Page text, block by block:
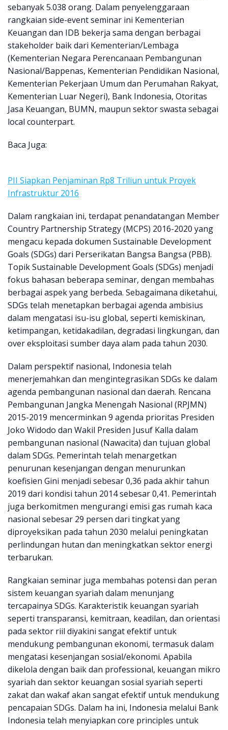
sebanyak 5.038 orang. Dalam penyelenggaraan
rangkaian side-event seminar ini Kementerian
Keuangan dan IDB bekerja sama dengan berbagai
stakeholder baik dari Kementerian/Lembaga
(Kementerian Negara Perencanaan Pembangunan
Nasional/Bappenas, Kementerian Pendidikan Nasional,
Kementerian Pekerjaan Umum dan Perumahan Rakyat,
Kementerian Luar Negeri), Bank Indonesia, Otoritas
Jasa Keuangan, BUMN, maupun sektor swasta sebagai
local counterpart.
Baca Juga:
PII Siapkan Penjaminan Rp8 Triliun untuk Proyek
Infrastruktur 2016
Dalam rangkaian ini, terdapat penandatangan Member
Country Partnership Strategy (MCPS) 2016-2020 yang
mengacu kepada dokumen Sustainable Development
Goals (SDGs) dari Perserikatan Bangsa Bangsa (PBB).
Topik Sustainable Development Goals (SDGs) menjadi
fokus bahasan beberapa seminar, dengan membahas
berbagai aspek yang berbeda. Sebagaimana diketahui,
SDGs telah menetapkan berbagai agenda ambisius
dalam mengatasi isu-isu global, seperti kemiskinan,
ketimpangan, ketidakadilan, degradasi lingkungan, dan
over eksploitasi sumber daya alam pada tahun 2030.
Dalam perspektif nasional, Indonesia telah
menerjemahkan dan mengintegrasikan SDGs ke dalam
agenda pembangunan nasional dan daerah. Rencana
Pembangunan Jangka Menengah Nasional (RPJMN)
2015-2019 mencerminkan 9 agenda prioritas Presiden
Joko Widodo dan Wakil Presiden Jusuf Kalla dalam
pembangunan nasional (Nawacita) dan tujuan global
dalam SDGs. Pemerintah telah menargetkan
penurunan kesenjangan dengan menurunkan
koefisien Gini menjadi sebesar 0,36 pada akhir tahun
2019 dari kondisi tahun 2014 sebesar 0,41. Pemerintah
juga berkomitmen mengurangi emisi gas rumah kaca
nasional sebesar 29 persen dari tingkat yang
diproyeksikan pada tahun 2030 melalui peningkatan
perlindungan hutan dan meningkatkan sektor energi
terbarukan.
Rangkaian seminar juga membahas potensi dan peran
sistem keuangan syariah dalam menunjang
tercapainya SDGs. Karakteristik keuangan syariah
seperti transparansi, kemitraan, keadilan, dan orientasi
pada sektor riil diyakini sangat efektif untuk
mendukung pembangunan ekonomi, termasuk dalam
mengatasi kesenjangan sosial/ekonomi. Apabila
dikelola dengan baik dan professional, keuangan mikro
syariah dan sektor keuangan sosial syariah seperti
zakat dan wakaf akan sangat efektif untuk mendukung
pencapaian SDGs. Dalam ha ini, Indonesia melalui Bank
Indonesia telah menyiapkan core principles untuk